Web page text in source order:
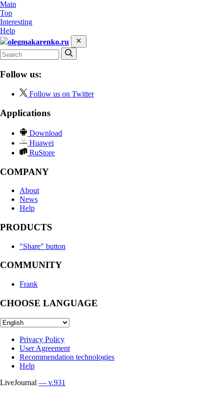
Main
Top
Interesting
Help
olegmakarenko.ru
Follow us:
Follow us on Twitter
Applications
Download
Huawei
RuStore
COMPANY
About
News
Help
PRODUCTS
"Share" button
COMMUNITY
Frank
CHOOSE LANGUAGE
Privacy Policy
User Agreement
Recommendation technologies
Help
LiveJournal — v.931